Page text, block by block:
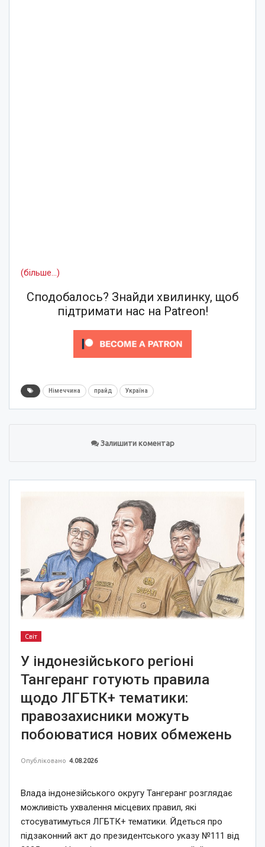
(більше…)
Сподобалось? Знайди хвилинку, щоб
підтримати нас на Patreon!
Німеччина прайд Україна
Залишити коментар
Світ
У індонезійського регіоні
Тангеранг готують правила
щодо ЛГБТК+ тематики:
правозахисники можуть
побоюватися нових обмежень
Опубліковано 4.08.2026
Влада індонезійського округу Тангеранг розглядає
можливість ухвалення місцевих правил, які
стосуватимуться ЛГБТК+ тематики. Йдеться про
підзаконний акт до президентського указу №111 від